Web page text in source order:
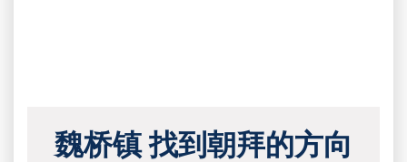
魏桥镇 找到朝拜的方向